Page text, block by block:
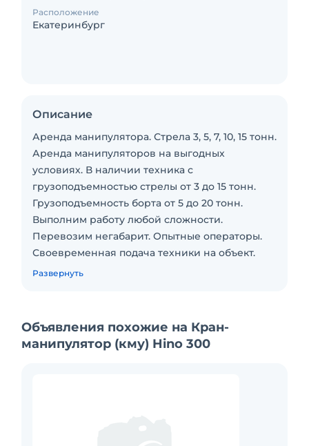
Расположение
Екатеринбург
Описание
Аренда манипулятора. Стрела 3, 5, 7, 10, 15 тонн.
Аренда манипуляторов на выгодных
условиях. В наличии техника с
грузоподъемностью стрелы от 3 до 15 тонн.
Грузоподъемность борта от 5 до 20 тонн.
Выполним работу любой сложности.
Перевозим негабарит. Опытные операторы.
Своевременная подача техники на объект.
Удобные способы оплаты - наличными либо по
Развернуть
Объявления похожие на Кран-
манипулятор (кму) Hino 300